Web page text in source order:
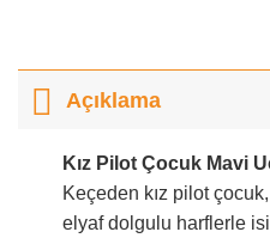
Açıklama
Kız Pilot Çocuk Mavi
Keçeden kız pilot
elyaf dolgulu harflerle